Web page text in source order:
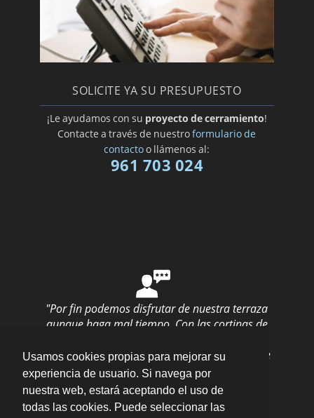
Usamos cookies propias para mejorar su
experiencia de usuario. Si navega por
nuestra web, estará aceptando el uso de
todas las cookies. Puede seleccionar las
SOLICITE YA SU PRESUPUESTO
¡Le ayudamos con su proyecto de cerramiento!
Contacte a través de nuestroformulario de
contactoo llámenos al:
961 703 024
"Por fin podemos disfrutar de nuestra terraza
aunque haga mal tiempo. Con las cortinas de
estamos protegidos a la vez. La instalación fue
rápida y quedó perfecto."por Olga Suances
M. valoración10/10
Enviar opinión